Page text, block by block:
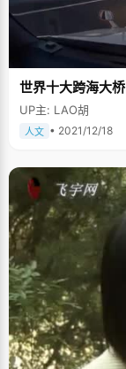
世界十大跨海大桥
UP主: LAO胡
人文 • 2021/12/18